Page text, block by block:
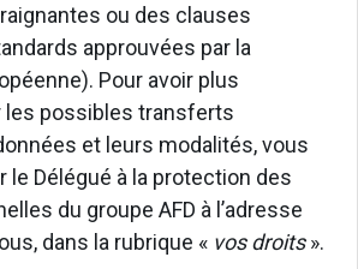
ou des clauses
approuvées par la
Pour avoir plus
les possibles transferts
et leurs modalités, vous
le Délégué à la protection des
du groupe AFD à l’adresse
dans la rubrique « vos droits».